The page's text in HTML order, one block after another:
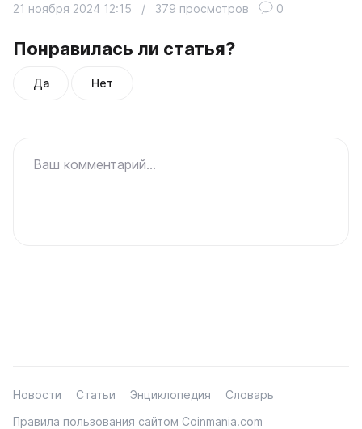
Понравилась ли статья?
Да Нет
21 ноября 2024 12:15 / 379 просмотров 0
Ваш комментарий...
Новости Статьи Энциклопедия
Словарь
Правила пользования сайтом Coinmania.com